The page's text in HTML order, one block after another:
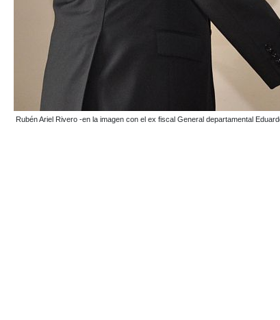
Rubén Ariel Rivero -en la imagen con el ex fiscal General departamental